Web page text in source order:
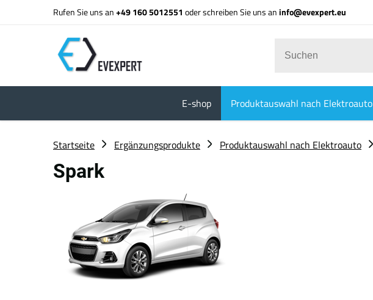
Rufen Sie uns an+49 160 5012551 oder schreiben Sie uns aninfo@evexpert.eu
E-shop Produktauswahl nach Elektroauto
Startseite Ergänzungsprodukte Produktauswahl nach Elektroauto
Spark